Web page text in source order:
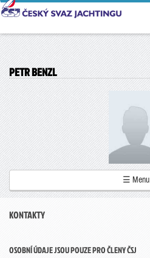
PETR BENZL
☰ Menu
KONTAKTY
OSOBNÍ ÚDAJE JSOU POUZE PRO ČLENY ČSJ